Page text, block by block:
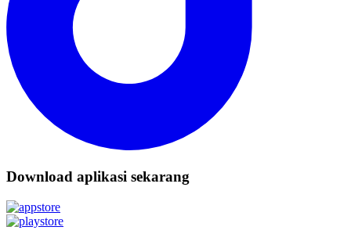
Download aplikasi sekarang